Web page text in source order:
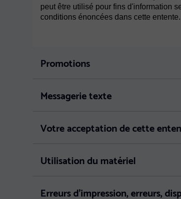
peut être utilisé pour fins d'information
conditions énoncées dans cette entente.
Promotions
Messagerie texte
Votre acceptation de cette
Utilisation du matériel
Erreurs d'impression, erreurs,